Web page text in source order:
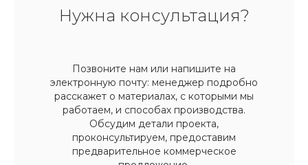
Нужна консультация?
Позвоните нам или напишите на
электронную почту: менеджер подробно
расскажет о материалах, с которыми мы
работаем, и способах производства.
Обсудим детали проекта,
проконсультируем, предоставим
предварительное коммерческое